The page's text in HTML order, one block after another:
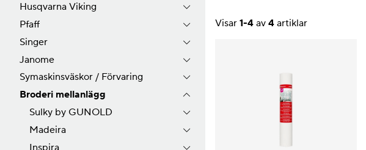
Husqvarna Viking
Pfaff
Singer
Janome
Symaskinsväskor / Förvaring
Broderi mellanlägg
Sulky by GUNOLD
Madeira
Inspira
Visar 1-4 av 4 artiklar